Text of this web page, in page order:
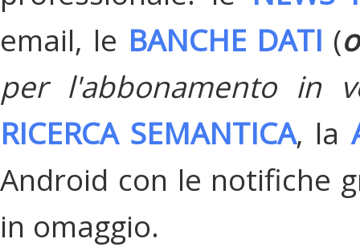
email, le BANCHE DATI (
per l'abbonamento in
RICERCA SEMANTICA, la
Android con le notifiche
in omaggio.